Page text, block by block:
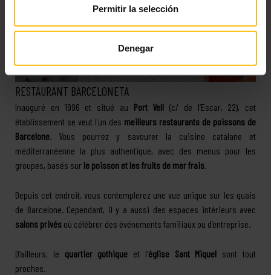
Permitir la selección
Denegar
RESTAURANT BARCELONETA
Inauguré en 1996 et situé au Port Vell (c/ de l’Escar, 22), cet
établissement se veut l’un des meilleurs restaurants de poissons de
Barcelone. Vous pourrez y savourer la cuisine catalane et
méditerranéenne la plus authentique, avec des menus pour les
groupes, basés sur le poisson et les fruits de mer frais.
Depuis cet endroit, vous contemplerez une vue unique sur les quais
de Barcelone. Cependant, il y a aussi des espaces intérieurs avec
salons privés où célébrer des événements familiaux ou d’entreprise.
D’ailleurs, le quartier gothique et l’église Sant Miquel sont tout
proches.